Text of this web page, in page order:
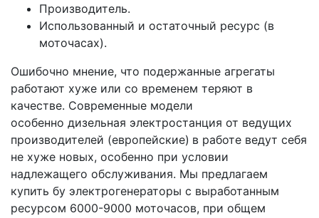
Производитель.
Использованный и остаточный ресурс (в
моточасах).
Ошибочно мнение, что подержанные агрегаты
работают хуже или со временем теряют в
качестве. Современные модели
особенно дизельная электростанция от ведущих
производителей (европейские) в работе ведут себя
не хуже новых, особенно при условии
надлежащего обслуживания. Мы предлагаем
купить бу электрогенераторы с выработанным
ресурсом 6000-9000 моточасов, при общем